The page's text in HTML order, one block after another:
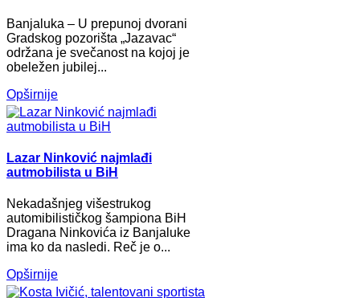
Banjaluka – U prepunoj dvorani
Gradskog pozorišta „Jazavac“
održana je svečanost na kojoj je
obeležen jubilej...
Opširnije
Lazar Ninković najmlađi
autmobilista u BiH
Nekadašnjeg višestrukog
automibilističkog šampiona BiH
Dragana Ninkovića iz Banjaluke
ima ko da nasledi. Reč je o...
Opširnije